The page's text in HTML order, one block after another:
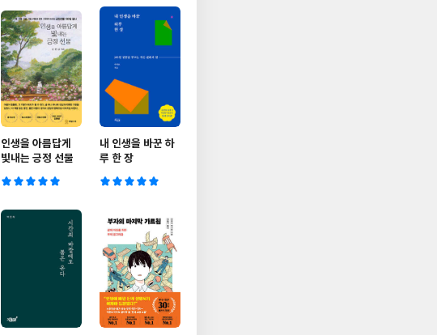
인생을 아름답게
빛내는 긍정 선물
내 인생을 바꾼 하
루 한 장